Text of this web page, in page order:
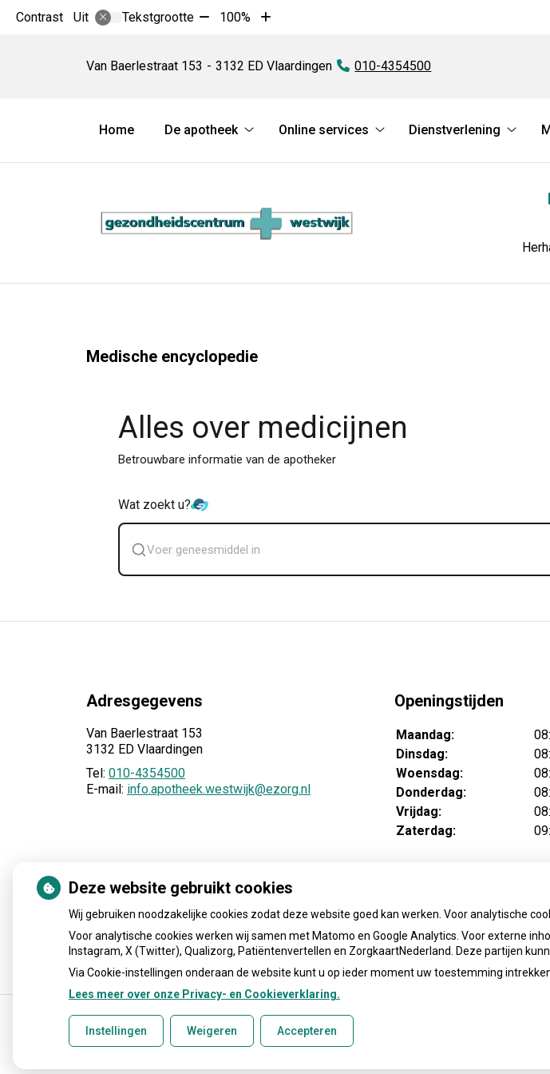
Contrast Uit Tekstgrootte Tekst
10%
100%
Tekst
10%
Van Baerlestraat 153 3132 ED Vlaardingen Tel:
010-4354500
Hoofdmenu
Home
De apotheek
apotheek
Online services
services
Dienstverlening
Medische encyclopedie
Alles over medicijnen
Betrouwbare informatie van de apotheker
Wat zoekt u?
Zoek
geneesmiddel
Adresgegevens
Van Baerlestraat 153
3132 ED Vlaardingen
Tel: 010-4354500
E-mail: info.apotheek.westwijk@ezorg.nl
Openingstijden
Maandag:
Dinsdag:
Woensdag:
Donderdag:
Vrijdag:
Zaterdag:
Uw Zorg Online|Beheer
Deze website gebruikt cookies
Wij gebruiken noodzakelijke cookies zodat deze website goed kan werken. Voor analytische
Voor analytische cookies werken wij samen met Matomo en Google Analytics. Voor externe
Instagram, X (Twitter), Qualizorg, Patiëntenvertellen en ZorgkaartNederland. Deze partijen
Via Cookie-instellingen onderaan de website kunt u op ieder moment uw toestemming
Lees meer over onze Privacy- en Cookieverklaring.
Instellingen Weigeren Accepteren